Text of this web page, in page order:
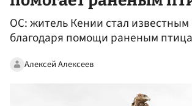
OC: житель Кении стал известным
благодаря помощи раненым
Алексей Алексеев